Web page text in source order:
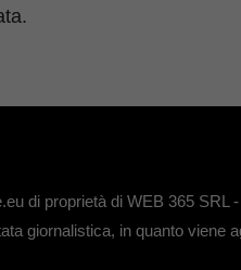
di proprietà di WEB 365
giornalistica, in quanto viene